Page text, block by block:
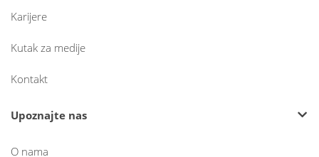
Karijere
Kutak za medije
Kontakt
Upoznajte nas
O nama